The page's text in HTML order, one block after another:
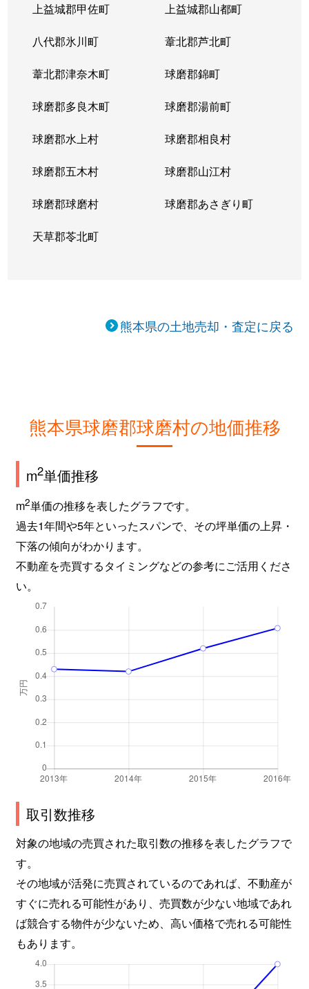
上益城郡甲佐町 上益城郡山都町
八代郡氷川町 葦北郡芦北町
葦北郡津奈木町 球磨郡錦町
球磨郡多良木町 球磨郡湯前町
球磨郡水上村 球磨郡相良村
球磨郡五木村 球磨郡山江村
球磨郡球磨村 球磨郡あさぎり町
天草郡苓北町
熊本県の土地売却・査定に戻る
熊本県球磨郡球磨村の地価推移
m2単価推移
m2単価の推移を表したグラフです。
過去1年間や5年といったスパンで、その坪単価の上昇・
下落の傾向がわかります。
不動産を売買するタイミングなどの参考にご活用くださ
い。
取引数推移
対象の地域の売買された取引数の推移を表したグラフで
す。
その地域が活発に売買されているのであれば、不動産が
すぐに売れる可能性があり、売買数が少ない地域であれ
ば競合する物件が少ないため、高い価格で売れる可能性
もあります。